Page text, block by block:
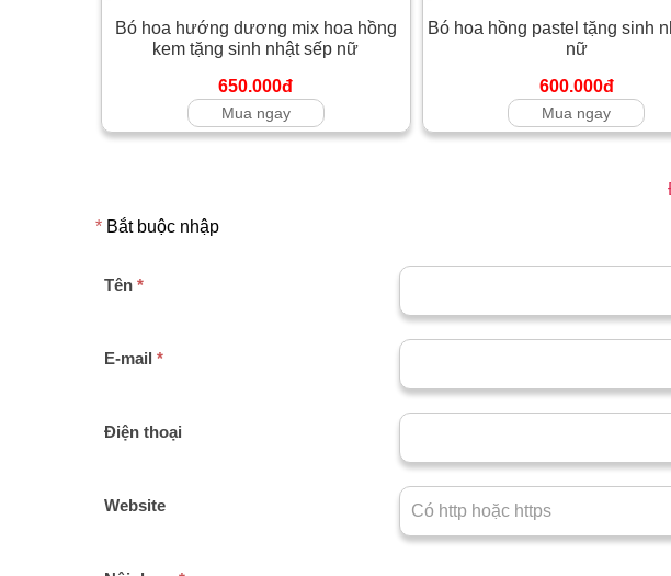
Bó hoa hướng dương mix hoa hồng
kem tặng sinh nhật sếp nữ
650.000đ
Mua ngay
Bó hoa hồng pastel tặng sinh
nữ
600.000đ
Mua ngay
* Bắt buộc nhập
Tên *
E-mail *
Điện thoại
Website